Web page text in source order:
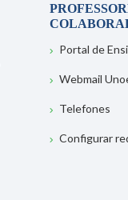
Portal de
Webmail
Telefones
Configurar